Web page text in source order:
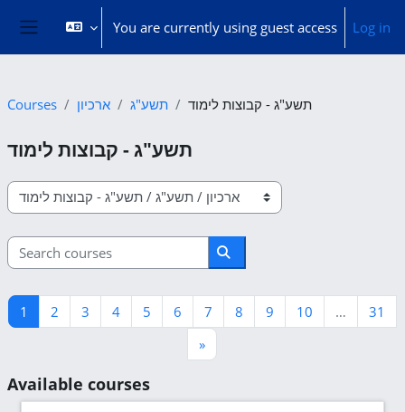
Skip to main content
You are currently using guest access Log in
Courses ארכיון תשע"ג תשע"ג - קבוצות לימוד
תשע"ג - קבוצות לימוד
Course categories
Search courses
Search courses
1 Page 1
2 Page 2
3 Page 3
4Page 4
5 Page 5
6 Page 6
7 Page 7
8 Page 8
9 Page 9
10 … 31
»Next page
Available courses